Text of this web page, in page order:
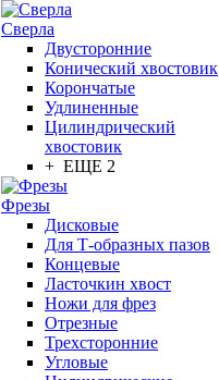
Сверла
Двусторонние
Конический хвостовик
Корончатые
Удлиненные
Цилиндрический
хвостовик
+ ЕЩЕ 2
Фрезы
Дисковые
Для Т-образных пазов
Концевые
Ласточкин хвост
Ножи для фрез
Отрезные
Трехсторонние
Угловые